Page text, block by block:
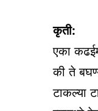
कृती:
एका
की ते
टाकल्या